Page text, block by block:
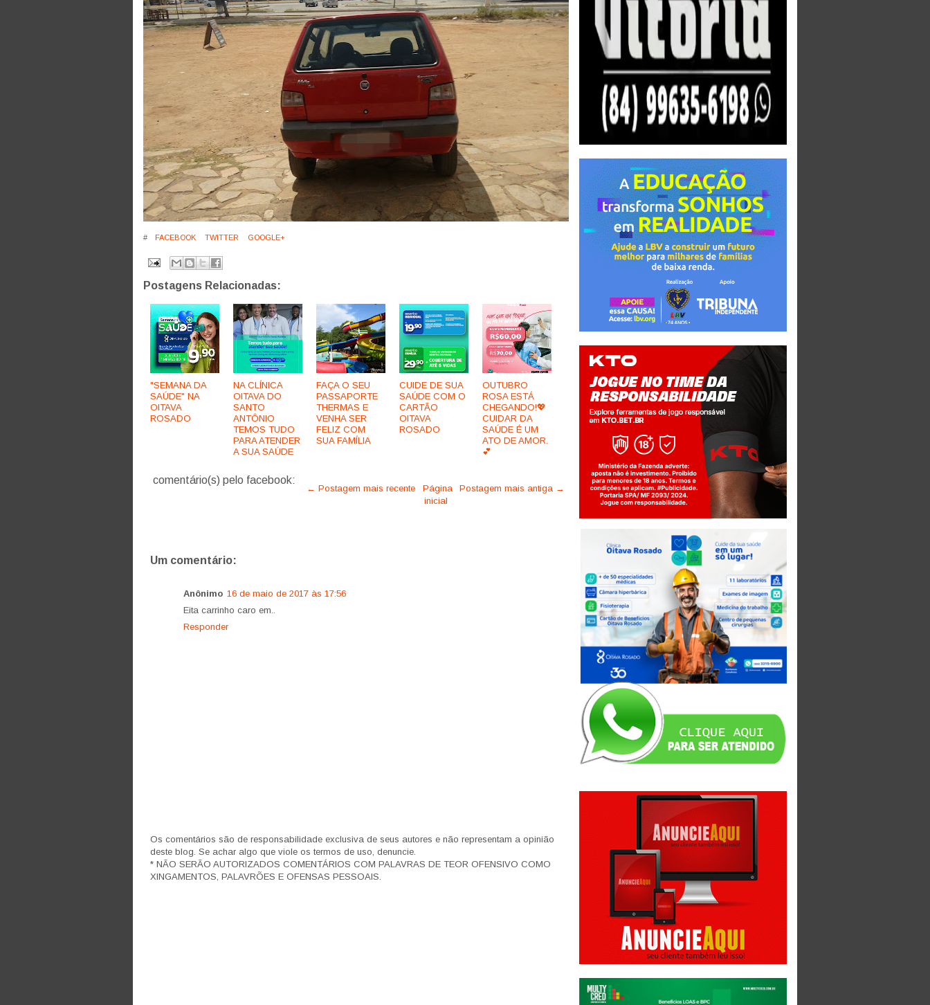
# FACEBOOK TWITTER GOOGLE+
Postagens Relacionadas:
"SEMANA DA
SAÚDE" NA
OITAVA
ROSADO
NA CLÍNICA
OITAVA DO
SANTO
ANTÔNIO
TEMOS TUDO
PARA ATENDER
A SUA SAÚDE
FAÇA O SEU
PASSAPORTE
THERMAS E
VENHA SER
FELIZ COM
SUA FAMÍLIA
CUIDE DE SUA
SAÚDE COM O
CARTÃO
OITAVA
ROSADO
OUTUBRO
ROSA ESTÁ
CHEGANDO!💖
CUIDAR DA
SAÚDE É UM
ATO DE AMOR.
💕
comentário(s) pelo facebook:
← Postagem mais recente Postagem mais antiga →
Página
inicial
Um comentário:
Anônimo 16 de maio de 2017 às 17:56
Eita carrinho caro em..
Responder
Os comentários são de responsabilidade exclusiva de seus autores e não representam a opinião
deste blog. Se achar algo que viole os termos de uso, denuncie.
* NÃO SERÃO AUTORIZADOS COMENTÁRIOS COM PALAVRAS DE TEOR OFENSIVO COMO
XINGAMENTOS, PALAVRÕES E OFENSAS PESSOAIS.
Jogue com responsabilidade. 18+